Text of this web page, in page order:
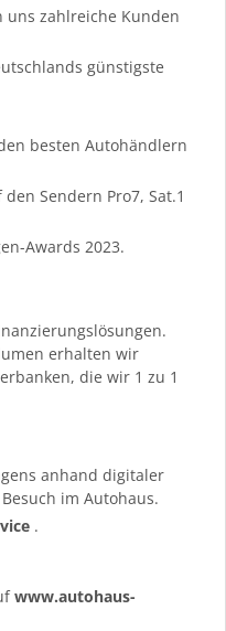
uns zahlreiche Kunden
günstigste
besten Autohändlern
Sendern Pro7, Sat.1
Awards 2023.
erhalten wir
die wir 1 zu 1
anhand digitaler
im Autohaus.
.
www.autohaus-